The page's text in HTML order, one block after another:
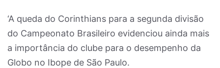
‘A queda do Corinthians para a segunda divisão
do Campeonato Brasileiro evidenciou ainda mais
a importância do clube para o desempenho da
Globo no Ibope de São Paulo.